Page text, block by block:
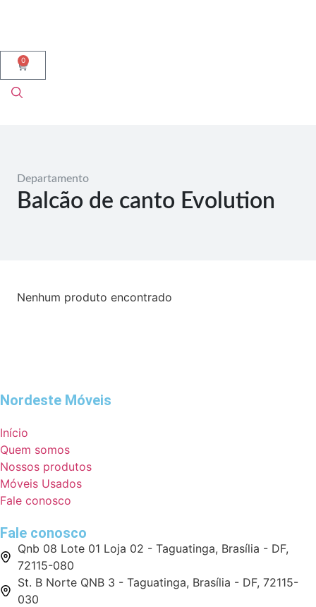
0
Departamento
Balcão de canto Evolution
Nenhum produto encontrado
Nordeste Móveis
Início
Quem somos
Nossos produtos
Móveis Usados
Fale conosco
Fale conosco
Qnb 08 Lote 01 Loja 02 - Taguatinga, Brasília - DF,
72115-080
St. B Norte QNB 3 - Taguatinga, Brasília - DF, 72115-
030